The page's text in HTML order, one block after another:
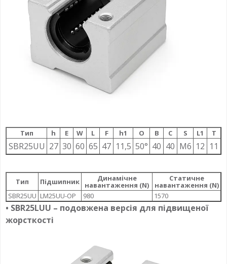
Тип h E W L F h1 О B C S L1 T
SBR25UU 27 30 60 65 47 11,5 50° 40 40 M6 12 11
Тип Підшипник Динамічне
навантаження (N)
Статичне
навантаження (N)
SBR25UU LM25UU-OP 980 1570
• SBR25LUU – подовжена версія для підвищеної
жорсткості